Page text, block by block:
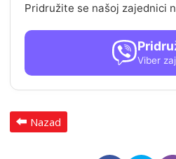
Pridružite se našoj zajednici
Viber
Nazad